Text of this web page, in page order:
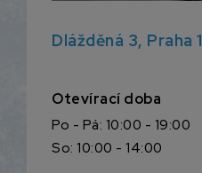
Dlážděná 3, Praha 1
Otevírací doba
Po - Pá: 10:00 - 19:00
So: 10:00 - 14:00